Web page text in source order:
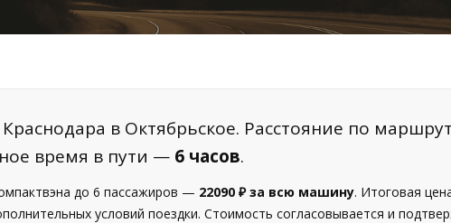
в Октябрьское. Расстояние по
время в пути — 6 часов.
до 6 пассажиров — 22090 ₽ за всю машину. Итоговая
условий поездки. Стоимость согласовывается и